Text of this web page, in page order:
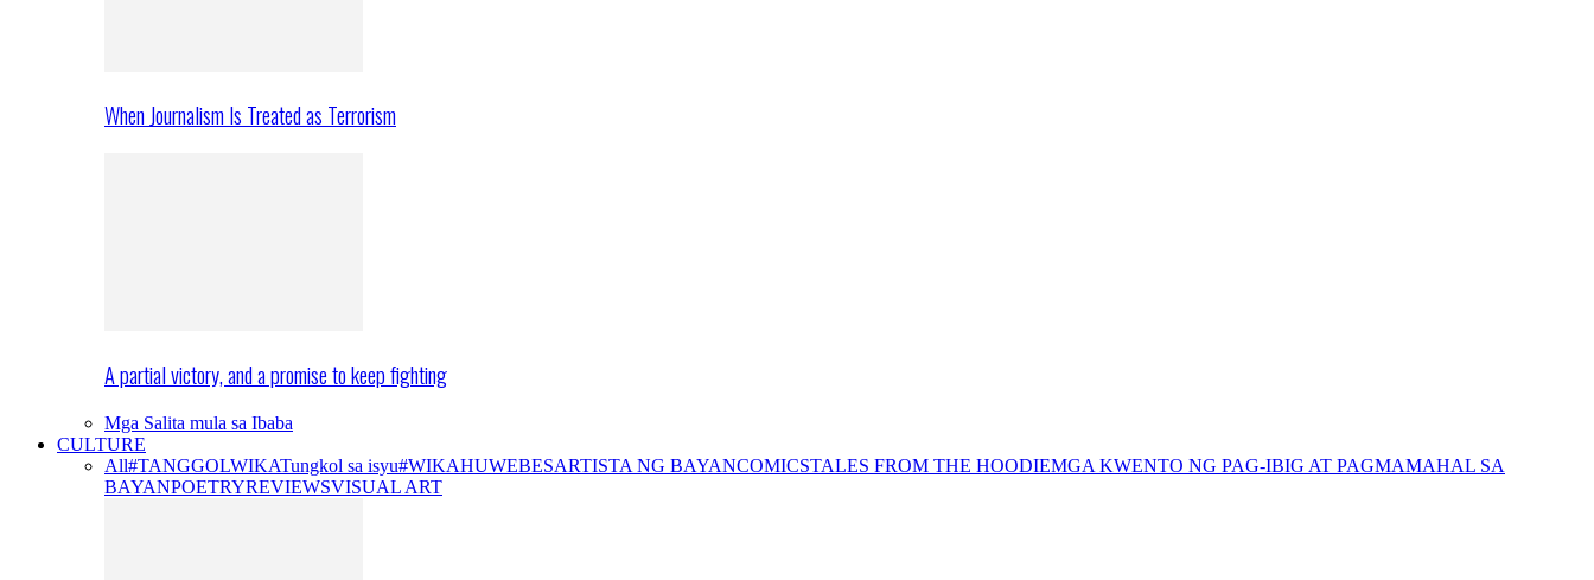
When Journalism Is Treated as Terrorism
A partial victory, and a promise to keep fighting
Mga Salita mula sa Ibaba
CULTURE
All#TANGGOLWIKATungkol sa isyu#WIKAHUWEBESARTISTA NG BAYANCOMICSTALES FROM THE HOODIEMGA KWENTO NG PAG-IBIG AT PAGMAMAHAL SA
BAYANPOETRYREVIEWSVISUAL ART